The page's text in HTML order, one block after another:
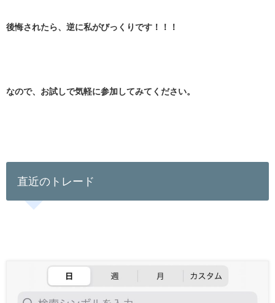
後悔されたら、逆に私がびっくりです！！！
なので、お試しで気軽に参加してみてください。
直近のトレード